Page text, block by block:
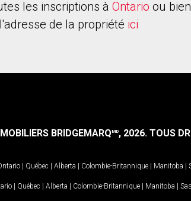
les inscriptions à Ontario ou bien
de la propriété ici
BRIDGEMARQMD, 2026. TOUS
| Québec | Alberta | Colombie-Britannique | Manitoba |
| Québec | Alberta | Colombie-Britannique | Manitoba |